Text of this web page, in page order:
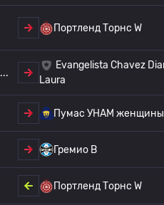
Портленд Торнс W
Evangelista Chavez
Laura
Пумас УНАМ женщины
Гремио В
Портленд Торнс W